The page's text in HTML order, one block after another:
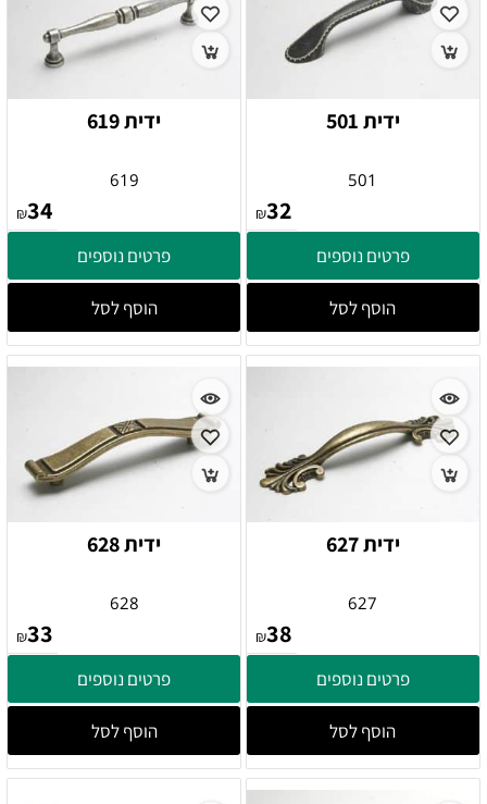
ידית 501
501
₪32
פרטים נוספים
הוסף לסל
ידית 619
619
₪34
פרטים נוספים
הוסף לסל
ידית 627
627
₪38
פרטים נוספים
הוסף לסל
ידית 628
628
₪33
פרטים נוספים
הוסף לסל